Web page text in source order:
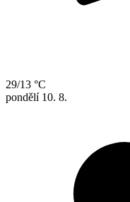
29/13 °C
pondělí 10. 8.